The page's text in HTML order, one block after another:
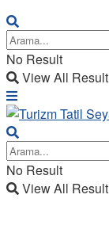
No Result
View All Result
No Result
View All Result